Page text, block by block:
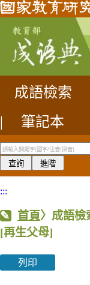
成語檢索
|
筆記本
:::
首頁〉成語檢
[再生父母]
列印